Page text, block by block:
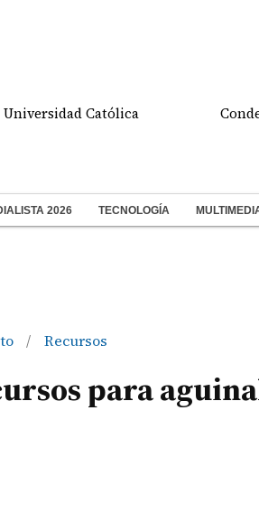
Católica Condenan
2026 TECNOLOGÍA
/ Recursos
para